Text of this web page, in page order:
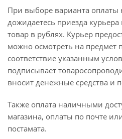
При выборе варианта
дожидаетесь приезда
товар в рублях. Курьер
можно осмотреть на предмет
соответствие указанным
подписывает
вносит денежные средства и
Также оплата наличными
магазина, оплаты по почте
постамата.